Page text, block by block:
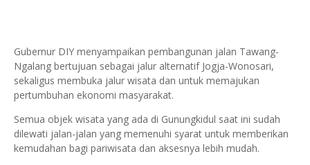
Gubernur DIY menyampaikan pembangunan jalan Tawang-
Ngalang bertujuan sebagai jalur alternatif Jogja-Wonosari,
sekaligus membuka jalur wisata dan untuk memajukan
pertumbuhan ekonomi masyarakat.
Semua objek wisata yang ada di Gunungkidul saat ini sudah
dilewati jalan-jalan yang memenuhi syarat untuk memberikan
kemudahan bagi pariwisata dan aksesnya lebih mudah.